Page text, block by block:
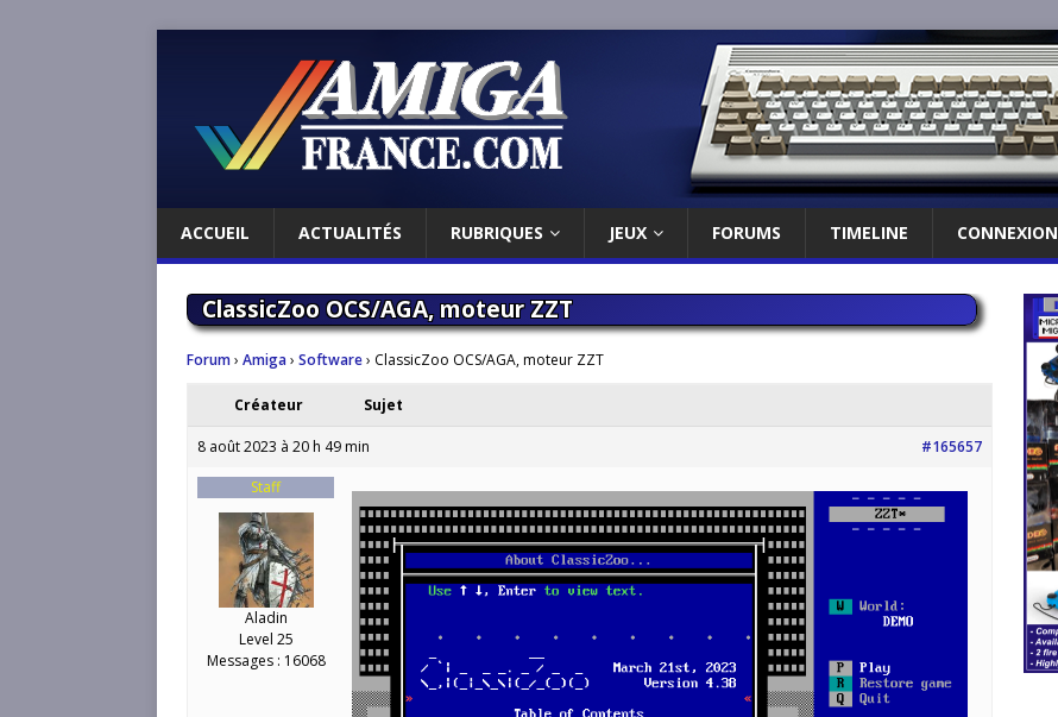
ACCUEIL ACTUALITÉS RUBRIQUES JEUX FORUMS TIMELINE CONNEXION
ClassicZoo OCS/AGA, moteur ZZT
Forum› Amiga› Software› ClassicZoo OCS/AGA, moteur ZZT
Créateur Sujet
8 août 2023 à 20 h 49 min
#165657
Staff
Aladin
Level 25
Messages : 16068